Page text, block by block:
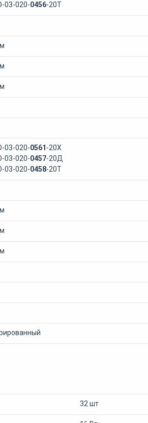
03-020-0456-20Т
03-020-0561 -20Х
03-020-0457-20Д
03-020-0458-20Т
32 шт